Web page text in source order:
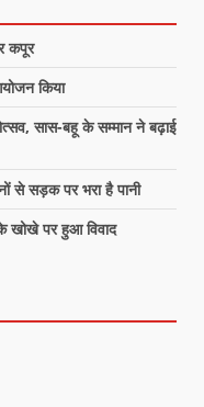
कपूर
किया
सास-बहू के सम्मान ने बढ़ाई
से सड़क पर भरा है पानी
खोखे पर हुआ विवाद